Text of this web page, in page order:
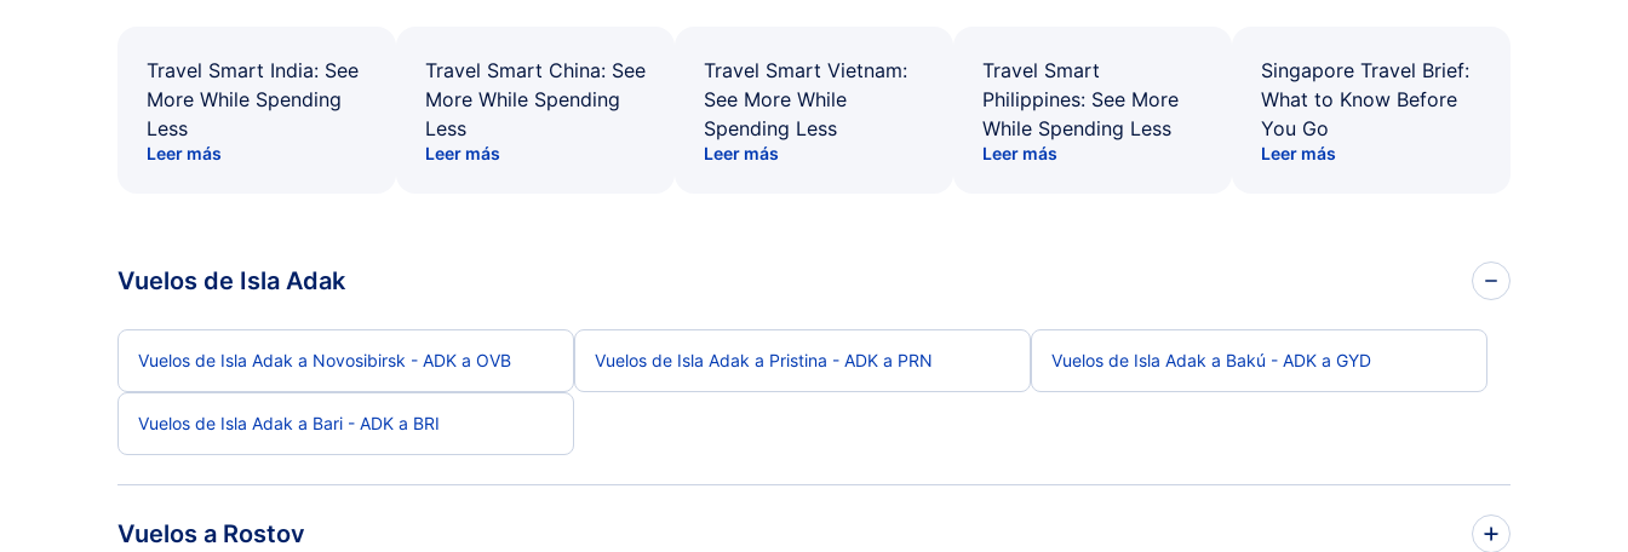
Travel Smart India: See
More While Spending
Less
Leer más
Travel Smart China: See
More While Spending
Less
Leer más
Travel Smart Vietnam:
See More While
Spending Less
Leer más
Travel Smart
Philippines: See More
While Spending Less
Leer más
Singapore Travel Brief:
What to Know Before
You Go
Leer más
Vuelos de Isla Adak
Vuelos de Isla Adak a Novosibirsk - ADK a OVB Vuelos de Isla Adak a Pristina - ADK a PRN Vuelos de Isla Adak a Bakú - ADK a GYD
Vuelos de Isla Adak a Bari - ADK a BRI
Vuelos a Rostov